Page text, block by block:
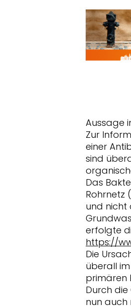
Aussage
Zur
einer
sind
Das
Rohrnetz
und nicht
erfolgte
https://
Die
überall
primären
Durch
nun auch